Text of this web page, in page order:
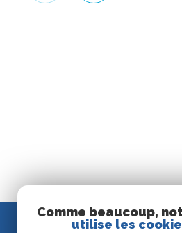
Comme beaucoup,
utilise les